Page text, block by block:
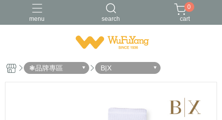
menu search
Trifresh W 金安德森 青少/女襪
0
cart
❃品牌專區 B|X